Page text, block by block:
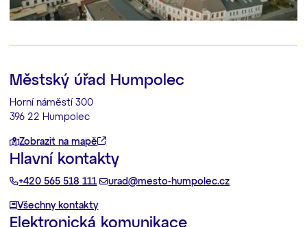
Městský úřad Humpolec
Horní náměstí 300
396 22 Humpolec
Zobrazit na mapě
Hlavní kontakty
+420 565 518 111 urad@mesto-humpolec.cz
Všechny kontakty
Elektronická komunikace